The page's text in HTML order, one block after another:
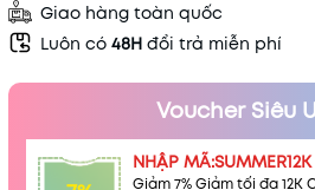
Giao hàng toàn quốc
Luôn có 48H đổi trả miễn phí
Voucher Siêu
NHẬP MÃ:SUMMER12K
Giảm 7% Giảm tối đa 12K